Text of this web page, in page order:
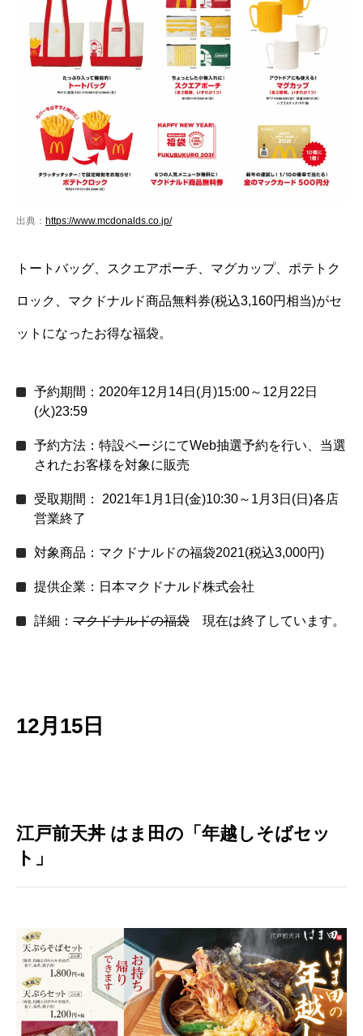
出典： https://www.mcdonalds.co.jp/
トートバッグ、スクエアポーチ、マグカップ、ポテトク
ロック、マクドナルド商品無料券(税込3,160円相当)がセ
ットになったお得な福袋。
予約期間：2020年12月14日(月)15:00～12月22日
(火)23:59
予約方法：特設ページにてWeb抽選予約を行い、当選
されたお客様を対象に販売
受取期間： 2021年1月1日(金)10:30～1月3日(日)各店
営業終了
対象商品：マクドナルドの福袋2021(税込3,000円)
提供企業：日本マクドナルド株式会社
詳細： マクドナルドの福袋 現在は終了しています。
12月15日
江戸前天丼 はま田の「年越しそばセッ
ト」